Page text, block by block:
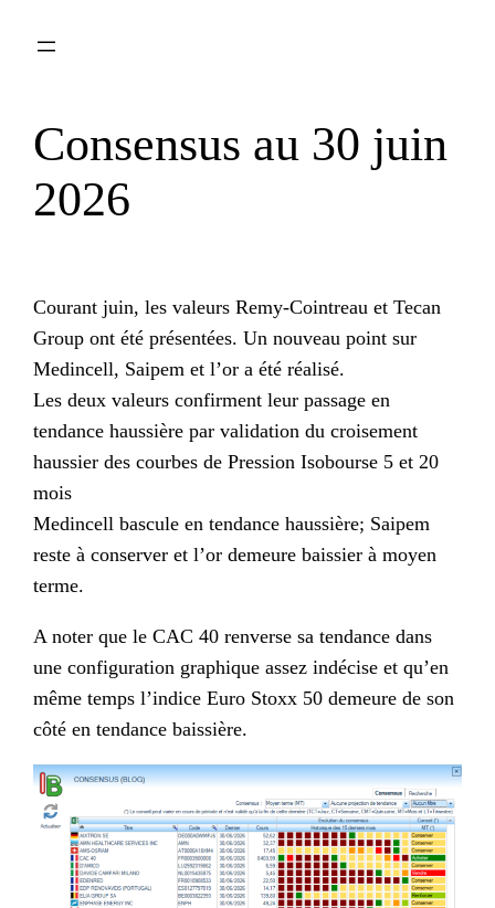
Consensus au 30 juin
2026
Courant juin, les valeurs Remy-Cointreau et Tecan
Group ont été présentées. Un nouveau point sur
Medincell, Saipem et l’or a été réalisé.
Les deux valeurs confirment leur passage en
tendance haussière par validation du croisement
haussier des courbes de Pression Isobourse 5 et 20
mois
Medincell bascule en tendance haussière; Saipem
reste à conserver et l’or demeure baissier à moyen
terme.
A noter que le CAC 40 renverse sa tendance dans
une configuration graphique assez indécise et qu’en
même temps l’indice Euro Stoxx 50 demeure de son
côté en tendance baissière.